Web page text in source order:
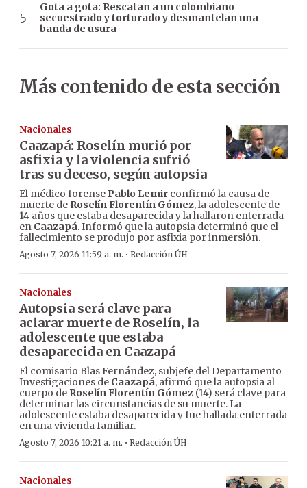
Gota a gota: Rescatan a un colombiano
secuestrado y torturado y desmantelan una
banda de usura
Más contenido de esta sección
Nacionales
Caazapá: Roselín murió por
asfixia y la violencia sufrió
tras su deceso, según autopsia
El médico forense Pablo Lemir confirmó la causa de
muerte de Roselín Florentín Gómez, la adolescente de
14 años que estaba desaparecida y la hallaron enterrada
en Caazapá. Informó que la autopsia determinó que el
fallecimiento se produjo por asfixia por inmersión.
Agosto 7, 2026 11:59 a. m. · Redacción ÚH
Nacionales
Autopsia será clave para
aclarar muerte de Roselín, la
adolescente que estaba
desaparecida en Caazapá
El comisario Blas Fernández, subjefe del Departamento
Investigaciones de Caazapá, afirmó que la autopsia al
cuerpo de Roselín Florentín Gómez (14) será clave para
determinar las circunstancias de su muerte. La
adolescente estaba desaparecida y fue hallada enterrada
en una vivienda familiar.
Agosto 7, 2026 10:21 a. m. · Redacción ÚH
Nacionales